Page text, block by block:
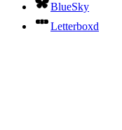
BlueSky
Letterboxd